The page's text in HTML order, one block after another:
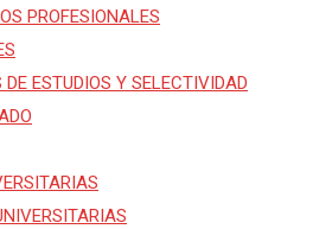
PROFESIONALES
ESTUDIOS Y SELECTIVIDAD